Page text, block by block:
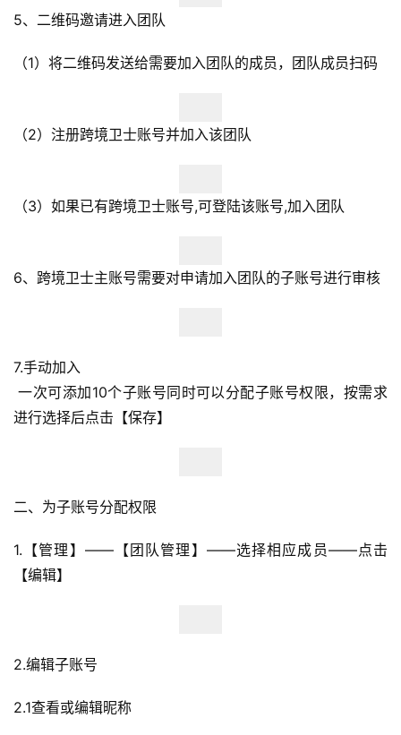
首
页
店
跨
境
社
营
5、二维码邀请进入团队
（1）将二维码发送给需要加入团队的成员，团队成员扫码
（2）注册跨境卫士账号并加入该团队
（3）如果已有跨境卫士账号,可登陆该账号,加入团队
6、跨境卫士主账号需要对申请加入团队的子账号进行审核
7.手动加入
一次可添加10个子账号同时可以分配子账号权限，按需求
进行选择后点击【保存】
二、为子账号分配权限
1.【管理】——【团队管理】——选择相应成员——点击
【编辑】
2.编辑子账号
2.1查看或编辑昵称